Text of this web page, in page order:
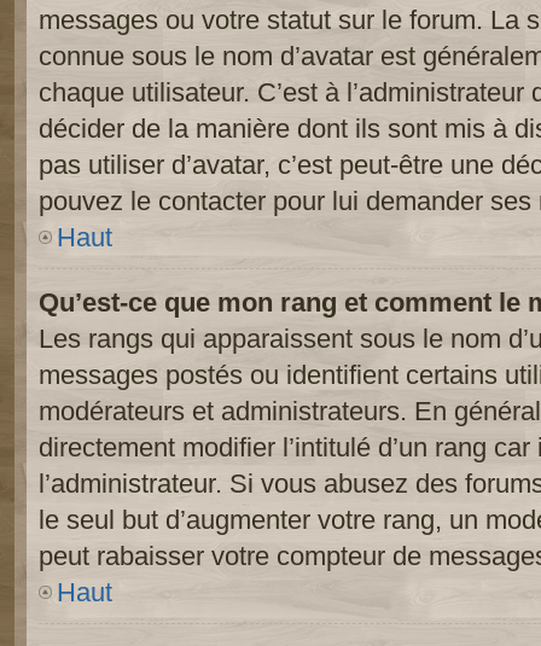
messages ou votre statut sur le forum. La
connue sous le nom d’avatar est
chaque utilisateur. C’est à l’administrateur
décider de la manière dont ils sont mis à
pas utiliser d’avatar, c’est peut-être une
pouvez le contacter pour lui demander ses
Haut
Qu’est-ce que mon rang et comment le
Les rangs qui apparaissent sous le nom
messages postés ou identifient certains
modérateurs et administrateurs. En
directement modifier l’intitulé d’un rang
l’administrateur. Si vous abusez des
le seul but d’augmenter votre rang, un
peut rabaisser votre compteur de
Haut